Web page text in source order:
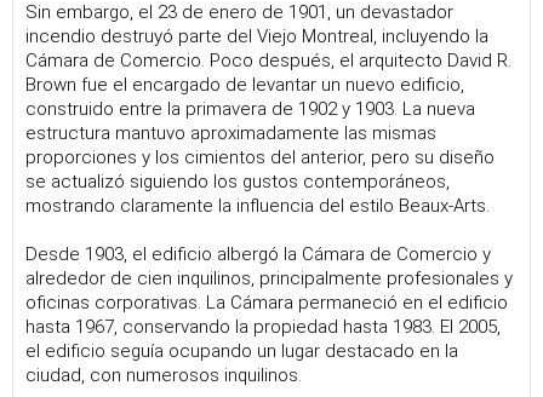
Sin embargo, el 23 de enero de 1901, un devastador
incendio destruyó parte del Viejo Montreal, incluyendo la
Cámara de Comercio. Poco después, el arquitecto David R.
Brown fue el encargado de levantar un nuevo edificio,
construido entre la primavera de 1902 y 1903. La nueva
estructura mantuvo aproximadamente las mismas
proporciones y los cimientos del anterior, pero su diseño
se actualizó siguiendo los gustos contemporáneos,
mostrando claramente la influencia del estilo Beaux-Arts.
Desde 1903, el edificio albergó la Cámara de Comercio y
alrededor de cien inquilinos, principalmente profesionales y
oficinas corporativas. La Cámara permaneció en el edificio
hasta 1967, conservando la propiedad hasta 1983. El 2005,
el edificio seguía ocupando un lugar destacado en la
ciudad, con numerosos inquilinos.